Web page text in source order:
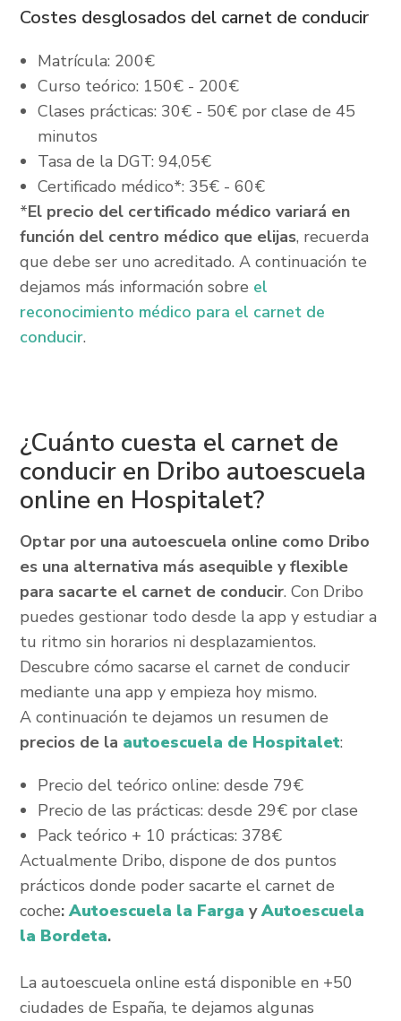
Costes desglosados del carnet de conducir
Matrícula: 200€
Curso teórico: 150€ - 200€
Clases prácticas: 30€ - 50€ por clase de 45
minutos
Tasa de la DGT: 94,05€
Certificado médico*: 35€ - 60€
*El precio del certificado médico variará en
función del centro médico que elijas, recuerda
que debe ser uno acreditado. A continuación te
dejamos más información sobre el
reconocimiento médico para el carnet de
conducir.
¿Cuánto cuesta el carnet de
conducir en Dribo autoescuela
online en Hospitalet?
Optar por una autoescuela online como Dribo
es una alternativa más asequible y flexible
para sacarte el carnet de conducir. Con Dribo
puedes gestionar todo desde la app y estudiar a
tu ritmo sin horarios ni desplazamientos.
Descubre cómo sacarse el carnet de conducir
mediante una app y empieza hoy mismo.
A continuación te dejamos un resumen de
precios de la autoescuela de Hospitalet:
Precio del teórico online: desde 79€
Precio de las prácticas: desde 29€ por clase
Pack teórico + 10 prácticas: 378€
Actualmente Dribo, dispone de dos puntos
prácticos donde poder sacarte el carnet de
coche:Autoescuela la Farga yAutoescuela
la Bordeta.
La autoescuela online está disponible en +50
ciudades de España, te dejamos algunas